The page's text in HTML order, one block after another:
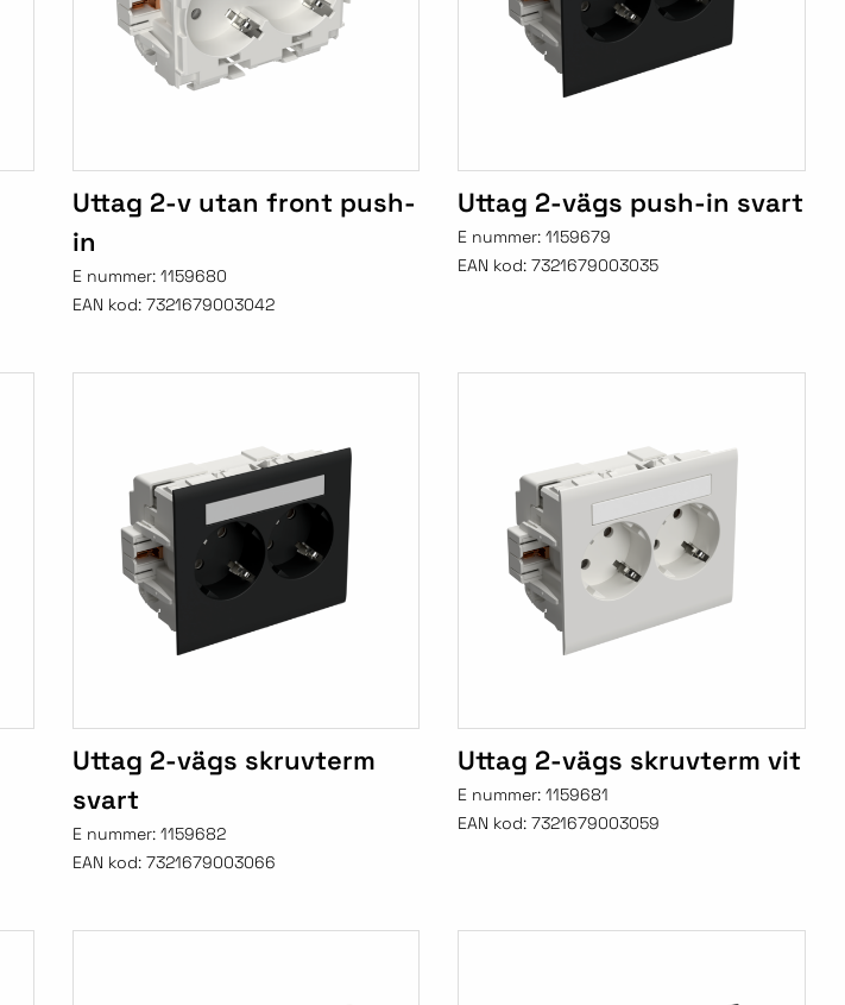
Uttag 2-v utan front push-
in
E nummer: 1159680
EAN kod: 7321679003042
Uttag 2-vägs push-in svart
E nummer:1159679
EAN kod: 7321679003035
Uttag 2-vägs skruvterm
svart
E nummer: 1159682
EAN kod: 7321679003066
Uttag 2-vägs skruvterm vit
E nummer:1159681
EAN kod: 7321679003059